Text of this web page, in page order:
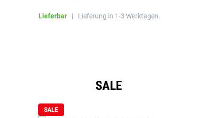
Lieferbar | Lieferung in 1-3 Werktagen.
SALE
SALE